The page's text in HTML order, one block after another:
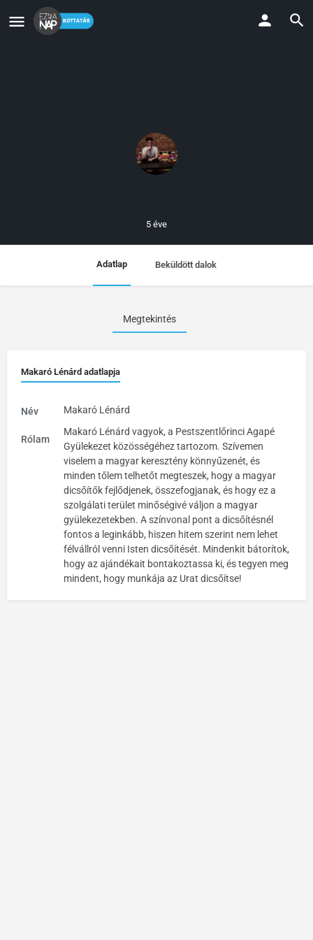
5 éve
Adatlap Beküldött dalok
Megtekintés
Makaró Lénárd adatlapja
Név Makaró Lénárd
Rólam
Makaró Lénárd vagyok, a Pestszentlőrinci Agapé
Gyülekezet közösségéhez tartozom. Szívemen
viselem a magyar keresztény könnyűzenét, és
minden tőlem telhetőt megteszek, hogy a magyar
dicsőítők fejlődjenek, összefogjanak, és hogy ez a
szolgálati terület minőségivé váljon a magyar
gyülekezetekben. A színvonal pont a dicsőítésnél
fontos a leginkább, hiszen hitem szerint nem lehet
félvállról venni Isten dicsőítését. Mindenkit bátorítok,
hogy az ajándékait bontakoztassa ki, és tegyen meg
mindent, hogy munkája az Urat dicsőítse!